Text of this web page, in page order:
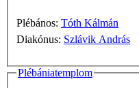
Plébános: Tóth Kálmán
Diakónus: Szlávik András
Plébániatemplom